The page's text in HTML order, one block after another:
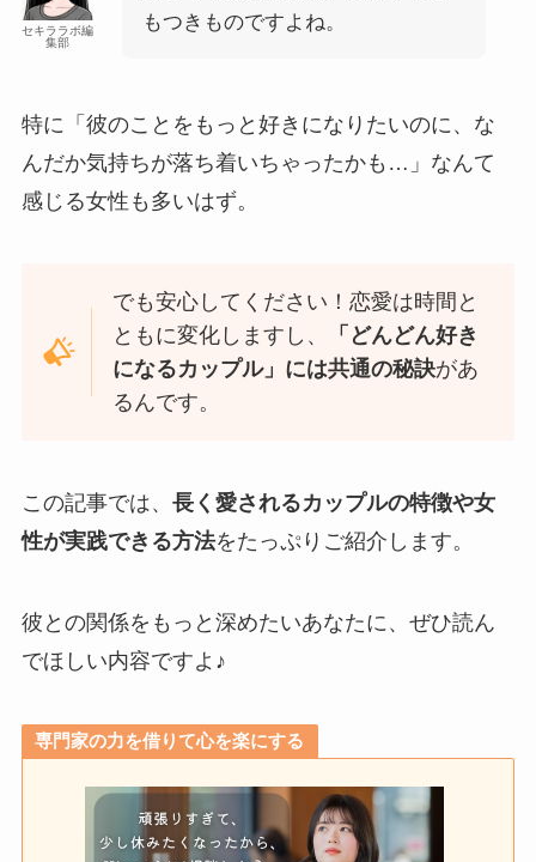
セキララボ編
集部
もつきものですよね。
特に「彼のことをもっと好きになりたいのに、な
んだか気持ちが落ち着いちゃったかも…」なんて
感じる女性も多いはず。
でも安心してください！恋愛は時間と
ともに変化しますし、
「どんどん好き
になるカップル」には共通の秘訣があ
るんです。
この記事では、 長く愛されるカップルの特徴や女
性が実践できる方法をたっぷりご紹介します。
彼との関係をもっと深めたいあなたに、ぜひ読ん
でほしい内容ですよ♪
専門家の力を借りて心を楽にする